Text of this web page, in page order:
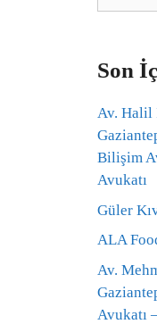
Son
Av. Halil
Bilişim
Avukatı
Güler
ALA
Av.
Avukatı